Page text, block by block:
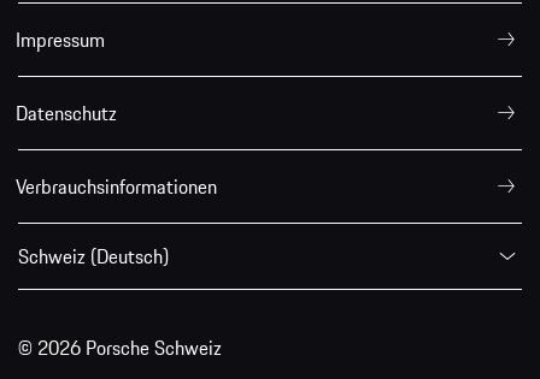
Impressum
Datenschutz
Verbrauchsinformationen
Schweiz (Deutsch)
© 2026 Porsche Schweiz